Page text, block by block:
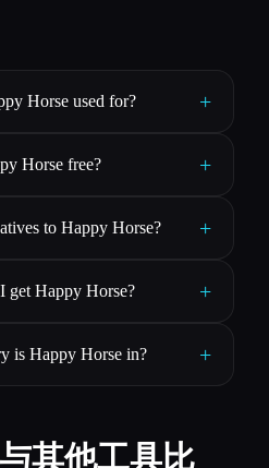
Horse used for? +
Horse free? +
to Happy Horse? +
get Happy Horse? +
is Happy Horse in? +
与其他工具比